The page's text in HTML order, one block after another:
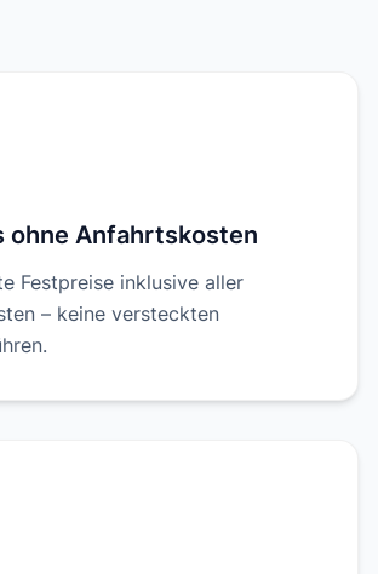
ohne Anfahrtskosten
Festpreise inklusive aller
– keine versteckten